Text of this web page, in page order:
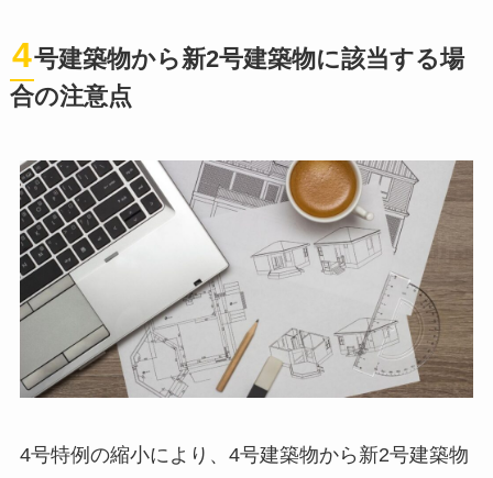
4号建築物から新2号建築物に該当する場
合の注意点
4号特例の縮小により、4号建築物から新2号建築物